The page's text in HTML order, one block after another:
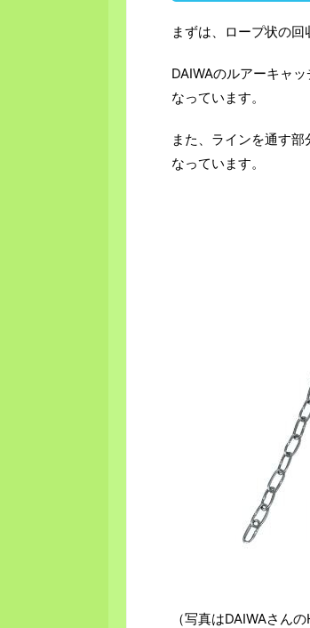
まずは、ロープ状の回
DAIWAのルアーキャ
なっています。
また、ラインを通す
なっています。
（写真はDAIWAさん